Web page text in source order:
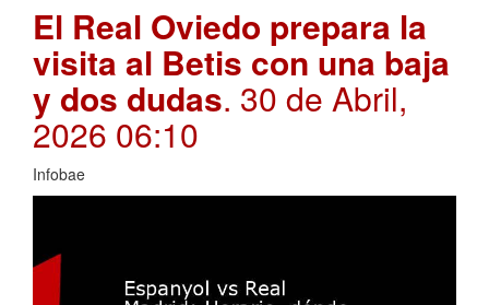
El Real Oviedo prepara la
visita al Betis con una baja
y dos dudas. 30 de Abril,
2026 06:10
Infobae